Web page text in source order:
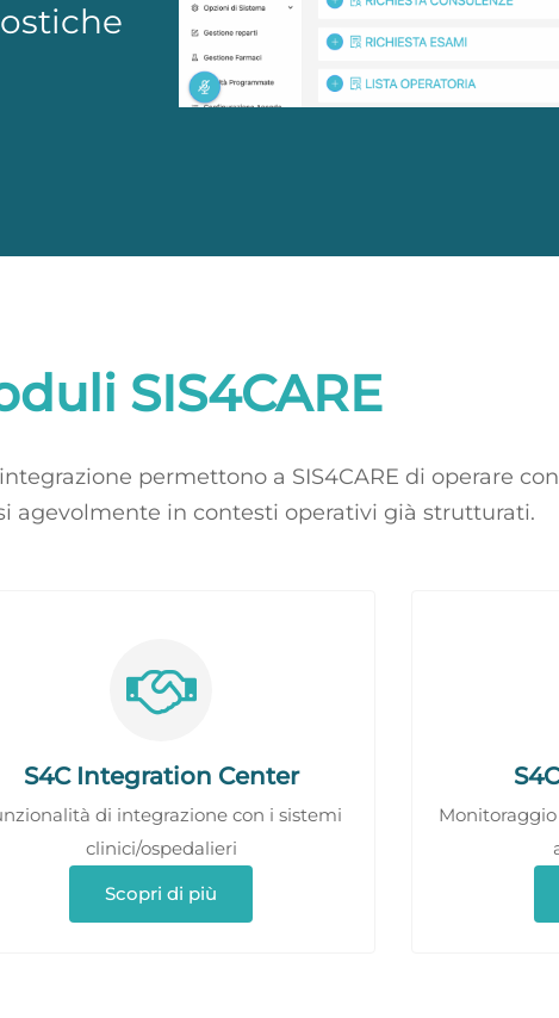
SIS4CARE
permettono a SIS4CARE di operare
agevolmente in contesti operativi già strutturati.
S4C Integration Center
di integrazione con i sistemi
clinici/ospedalieri
Scopri di più